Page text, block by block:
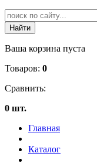
Ваша корзина пуста
Товаров: 0
Сравнить:
0 шт.
Главная
Каталог